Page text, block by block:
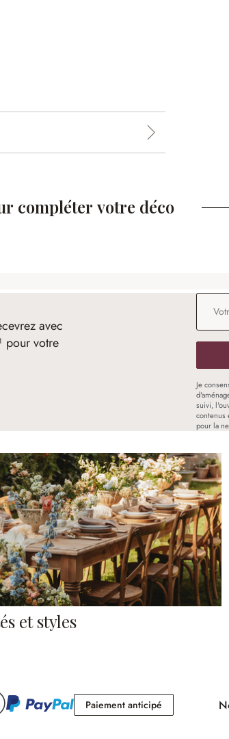
compléter votre déco
avec
pour votre
Je
suivi,
contenus
pour la
et styles
Paiement anticipéPaiement